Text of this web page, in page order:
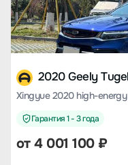
2020 Geely
Xingyue 2020 high-
Гарантия 1 - 3 года
от4 001 100₽